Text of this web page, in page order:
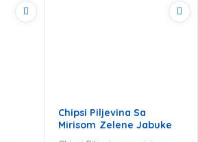
Chipsi Piljevina Sa
Mirisom Zelene Jabuke